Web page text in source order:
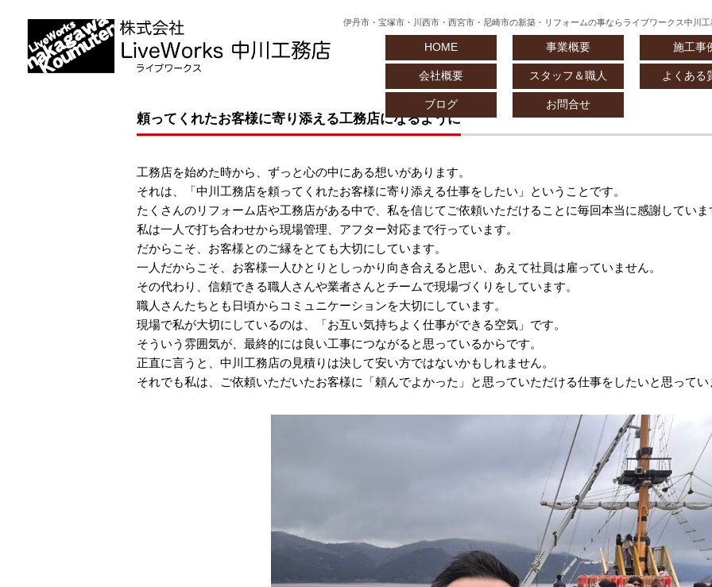
伊丹市・宝塚市・川西市・西宮市・尼崎市の新築・リフォームの事ならライブワークス中川工
HOME 事業概要 施工事
会社概要 スタッフ＆職人 よくある
ブログ お問合せ
頼ってくれたお客様に寄り添える工務店になるように
工務店を始めた時から、ずっと心の中にある想いがあります。
それは、「中川工務店を頼ってくれたお客様に寄り添える仕事をしたい」ということです。
たくさんのリフォーム店や工務店がある中で、私を信じてご依頼いただけることに毎回本当に感謝していま
私は一人で打ち合わせから現場管理、アフター対応まで行っています。
だからこそ、お客様とのご縁をとても大切にしています。
一人だからこそ、お客様一人ひとりとしっかり向き合えると思い、あえて社員は雇っていません。
その代わり、信頼できる職人さんや業者さんとチームで現場づくりをしています。
職人さんたちとも日頃からコミュニケーションを大切にしています。
現場で私が大切にしているのは、「お互い気持ちよく仕事ができる空気」です。
そういう雰囲気が、最終的には良い工事につながると思っているからです。
正直に言うと、中川工務店の見積りは決して安い方ではないかもしれません。
それでも私は、ご依頼いただいたお客様に「頼んでよかった」と思っていただける仕事をしたいと思ってい